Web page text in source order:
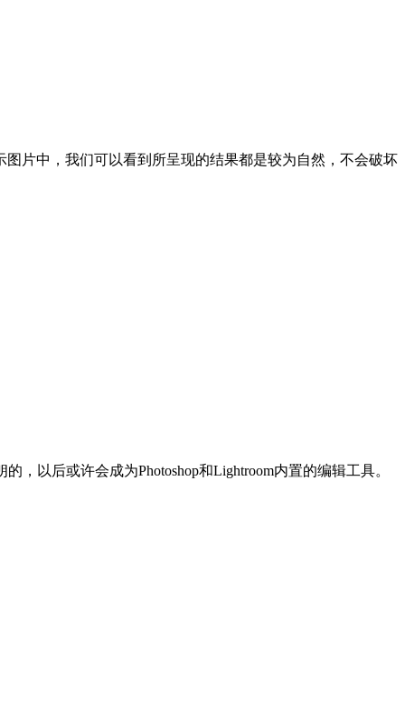
片中，我们可以看到所呈现的结果都是较为自然，不会破坏
以后或许会成为Photoshop和Lightroom内置的编辑工具。